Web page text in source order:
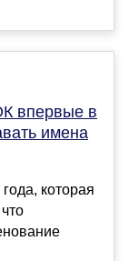
впервые в
имена
которая